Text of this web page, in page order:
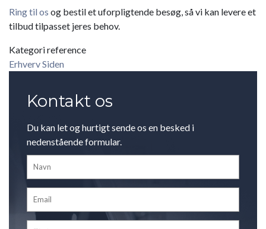
Ring til os og bestil et uforpligtende besøg, så vi kan levere et
tilbud tilpasset jeres behov.
Kategori reference
Erhverv Siden
Kontakt os
Du kan let og hurtigt sende os en besked i
nedenstående formular.